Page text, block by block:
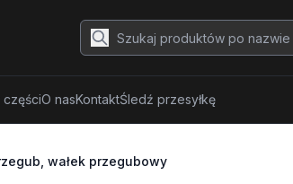
O nasKontaktŚledź przesyłkę
wałek przegubowy